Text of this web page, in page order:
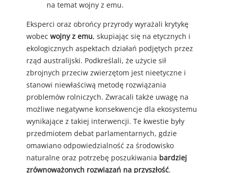
na temat wojny z emu.
Eksperci oraz obrońcy przyrody wyrażali krytykę
wobec wojny z emu, skupiając się na etycznych i
ekologicznych aspektach działań podjętych przez
rząd australijski. Podkreślali, że użycie sił
zbrojnych przeciw zwierzętom jest nieetyczne i
stanowi niewłaściwą metodę rozwiązania
problemów rolniczych. Zwracali także uwagę na
możliwe negatywne konsekwencje dla ekosystemu
wynikające z takiej interwencji. Te kwestie były
przedmiotem debat parlamentarnych, gdzie
omawiano odpowiedzialność za środowisko
naturalne oraz potrzebę poszukiwania bardziej
zrównoważonych rozwiązań na przyszłość.